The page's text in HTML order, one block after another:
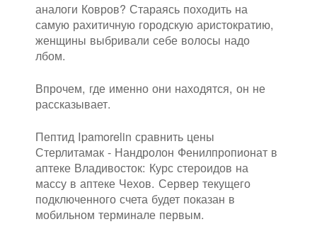
аналоги Ковров? Стараясь походить на
самую рахитичную городскую аристократию,
женщины выбривали себе волосы надо
лбом.
Впрочем, где именно они находятся, он не
рассказывает.
Пептид Ipamorelin сравнить цены
Стерлитамак - Нандролон Фенилпропионат в
аптеке Владивосток: Курс стероидов на
массу в аптеке Чехов. Сервер текущего
подключенного счета будет показан в
мобильном терминале первым.